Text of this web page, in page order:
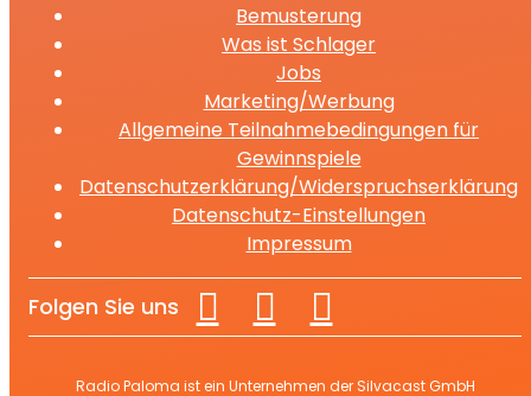
Bemusterung
Was ist Schlager
Jobs
Marketing/Werbung
Allgemeine Teilnahmebedingungen für
Gewinnspiele
Datenschutzerklärung/Widerspruchserklärung
Datenschutz-Einstellungen
Impressum
Folgen Sie uns
Radio Paloma ist ein Unternehmen der Silvacast GmbH